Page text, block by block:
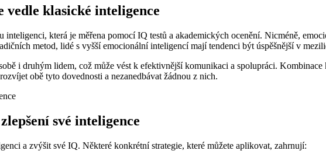
vedle klasické inteligence
která je měřena pomocí IQ testů a akademických ocenění. Nicméně,
metod, lidé s vyšší emocionální inteligencí mají tendenci být úspěšnější v
i druhým lidem, což může vést k efektivnější komunikaci a spolupráci.
obě tyto dovednosti a nezanedbávat žádnou z nich.
své inteligence
a zvýšit své IQ. Některé konkrétní strategie, které můžete aplikovat, zahrnují: